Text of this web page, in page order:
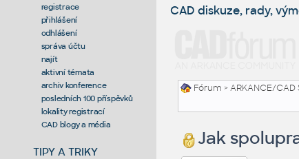
registrace
přihlášení
odhlášení
správa účtu
najít
aktivní témata
archiv konference
posledních 100 příspěvků
lokality registrací
CAD blogy a média
TIPY A TRIKY
CAD diskuze, rady,
Fórum >ARKANCE/CAD
Jak